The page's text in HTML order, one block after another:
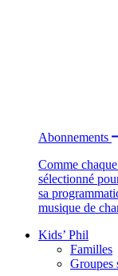
Abonnements
Comme
sélectionné
sa
musique de
Kids’ Phil
Familles
Groupes